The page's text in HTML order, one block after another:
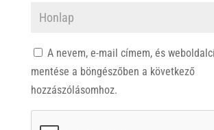
A nevem, e-mail címem, és
mentése a böngészőben a következő
hozzászólásomhoz.